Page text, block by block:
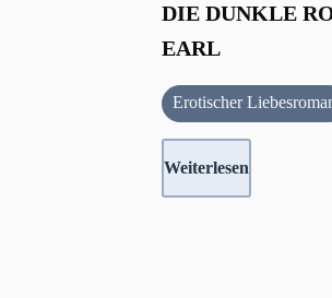
DIE DUNKLE
EARL
Erotischer
Weiterlesen